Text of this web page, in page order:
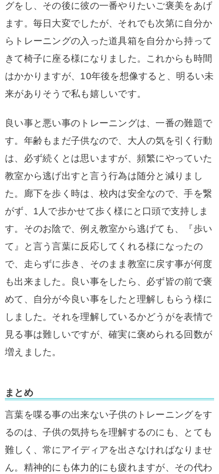
グをし、その後に彼の一番やりたいご褒美をあげ
ます。毎日大変でしたが、それでも次第に自分か
らトレーニングの入った道具箱を自分から持って
きて椅子に座る様になりました。これからも時間
はかかりますが、10年後を想像すると、明るい未
来がありそうで私も嬉しいです。
良い事と悪い事のトレーニングは、一番の難題で
す。年齢もまだ子供なので、大人の気を引く行動
は、必ず続くとは思いますが、頻繁にやっていた
教室から逃げ出すと言う行為は随分と減りまし
た。廊下を歩く時は、校内は安全なので、手を繋
がず、1人で歩かせて歩く様にと口頭で支持しま
す。そのお陰で、例え教室から逃げても、『歩い
て』と言う言葉に反応してくれる様になったの
で、走らずに歩き、そのまま教室に戻す事が何度
も出来ました。良い事をしたら、必ず皆の前で褒
めて、自分が今良い事をしたと理解しもらう様に
しました。それを理解しているかどうがを表情で
見る事は難しいですが、確実に褒められる回数が
増えました。
まとめ
言葉を喋る事の出来ない子供のトレーニングをす
るのは、子供の気持ちを理解するのにも、とても
難しく、常にアイディアを出さなければなりませ
ん。精神的にも体力的にも疲れますが、その代わ